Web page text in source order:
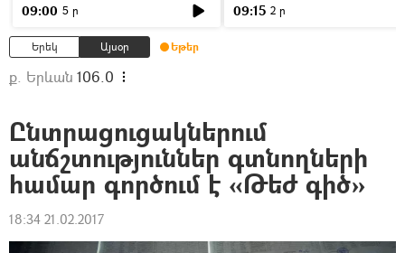
09:00 5 ր 09:15 2 ր
Երեկ Այսօր Եթեր
ք. Երևան 106.0
Ընտրացուցակներում
անճշտություններ գտնողների
համար գործում է «Թեժ գիծ»
18:34 21.02.2017